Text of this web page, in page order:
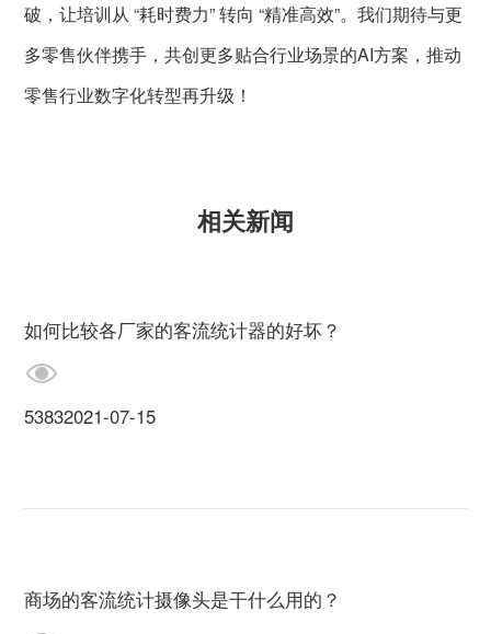
破，让培训从 “耗时费力” 转向 “精准高效”。我们期待与更
多零售伙伴携手，共创更多贴合行业场景的AI方案，推动
零售行业数字化转型再升级！
相关新闻
如何比较各厂家的客流统计器的好坏？
53832021-07-15
商场的客流统计摄像头是干什么用的？